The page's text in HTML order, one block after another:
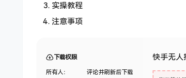
实操教程
注意事项
下载权限
所有人： 评论并刷新后下载
快手无人